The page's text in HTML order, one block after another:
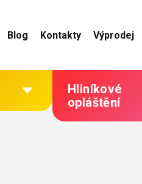
Blog Kontakty Výprodej
Hliníkové
opláštění